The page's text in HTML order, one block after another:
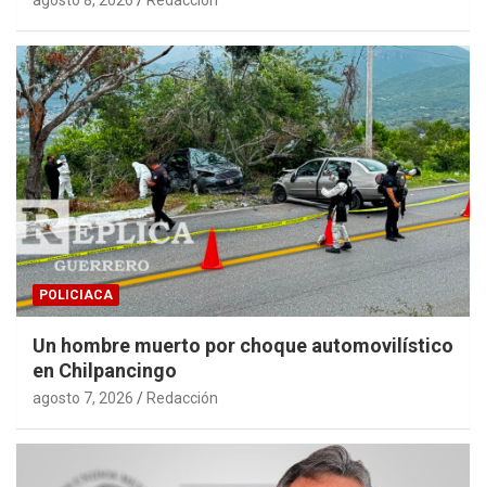
POLICIACA
Un hombre muerto por choque automovilístico
en Chilpancingo
agosto 7, 2026 Redacción